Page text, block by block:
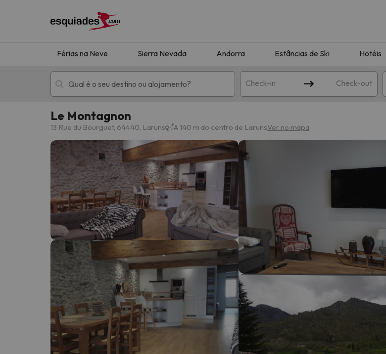
Férias na Neve Sierra Nevada Andorra Estâncias de Ski Hotéis
Check-in Check-out
Férias na neve Hotéis de montanha
Oops, não encontramos nenhum resultado que corresponda à sua pesquisa. Tente modificar o
Bem, parece que o nosso Seeker perdeu o seu caminho. Assim que encontrar a sua bússola,
Le Montagnon
13 Rue du Bourguet, 64440, Laruns A 140 m do centro de LarunsVer no mapa